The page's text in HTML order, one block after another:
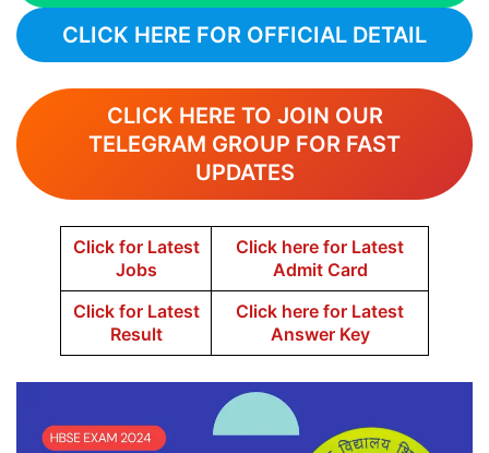
CLICK HERE FOR OFFICIAL DETAIL
CLICK HERE TO JOIN OUR
TELEGRAM GROUP FOR FAST
UPDATES
Click for Latest
Jobs
Click here for Latest
Admit Card
Click for Latest
Result
Click here for Latest
Answer Key